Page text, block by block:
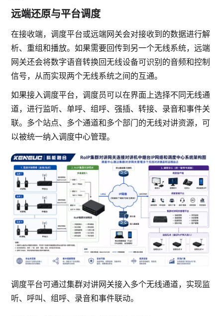
远端还原与平台调度
在接收端，调度平台或远端网关会对接收到的数据进行解
析、重组和播放。如果需要回传到另一个无线系统，远端
网关还会将数字语音转换回无线设备可识别的音频和控制
信号，从而实现两个无线系统之间的互通。
如果接入调度平台，调度员可以在界面上选择不同无线通
道，进行监听、单呼、组呼、强插、转接、录音和事件关
联。多个站点、多个通道和多个部门的无线对讲资源，可
以被统一纳入调度中心管理。
调度平台可通过集群对讲网关接入多个无线通道，实现监
听、呼叫、组呼、录音和事件联动。